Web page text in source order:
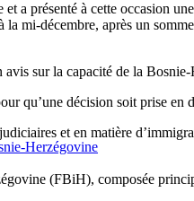
a présenté à cette occasion
mi-décembre, après un
sur la capacité de la
qu’une décision soit prise en
Herzégovine
et en matière
(FBiH), composée